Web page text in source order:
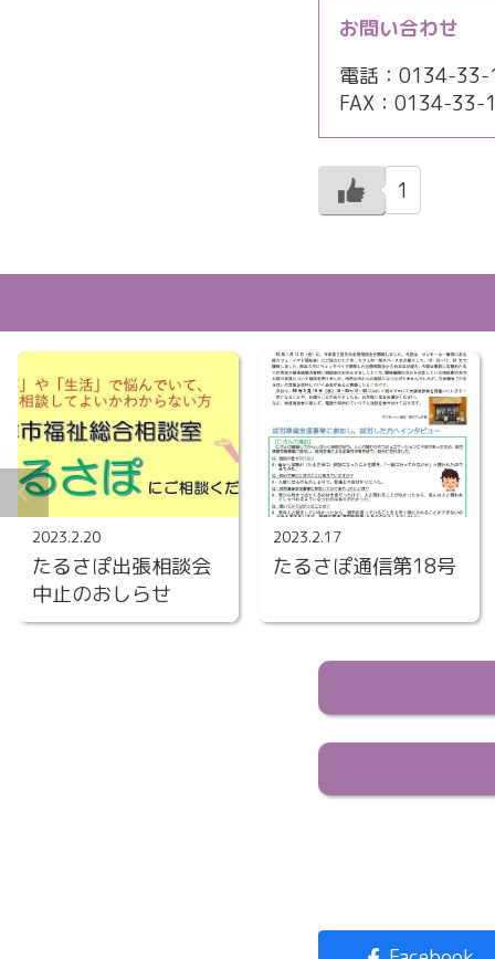
お問い合わせ
電話：0134-
FAX：0134-33-
1
2023.2.20
たるさぽ出張相談会
中止のおしらせ
2023.2.17
たるさぽ通信第18号